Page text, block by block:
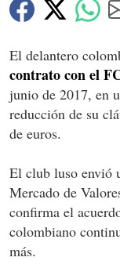
El delantero
contrato con el
junio de 2017, en
reducción de su
de euros.
El club luso envió
Mercado de
confirma el
colombiano
más.